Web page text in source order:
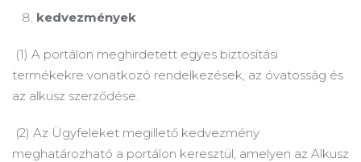
kedvezmények
(1) A portálon meghirdetett egyes biztosítási
termékekre vonatkozó rendelkezések, az óvatosság és
az alkusz szerződése.
(2) Az Ügyfeleket megillető kedvezmény
meghatározható a portálon keresztül, amelyen az Alkusz